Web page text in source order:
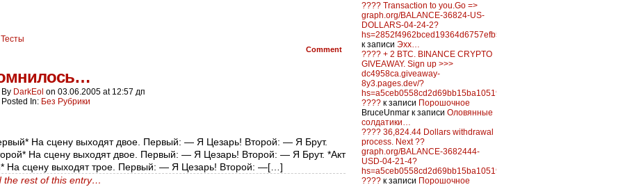
Тесты
Comment
By DarkEol on 03.06.2005 at 12:57 дп
Posted In: Без Рубрики
На сцену выходят двое. Первый: — Я Цезарь! Второй: — Я Брут.
На сцену выходят двое. Первый: — Я Цезарь! Второй: — Я Брут. *Акт
На сцену выходят трое. Первый: — Я Цезарь! Второй: —[…]
the rest of this entry…
???? Transaction to you.Go =>
graph.org/BALANCE-36824-US-
DOLLARS-04-24-2?
hs=2852f4962bced19364d6757efb5f6a84&
к записи Эхх…
???? + 2 BTC. BINANCE CRYPTO
GIVEAWAY. Sign up >>>
dc4958ca.giveaway-
8y3.pages.dev/?
hs=a5ceb0558cd2d69bb15ba10519f0d6c2&
???? к записи Порошочное
BruceUnmar к записи Оловянные
солдатики…
???? 36,824.44 Dollars withdrawal
process. Next ??
graph.org/BALANCE-3682444-
USD-04-21-4?
hs=a5ceb0558cd2d69bb15ba10519f0d6c2&
???? к записи Порошочное